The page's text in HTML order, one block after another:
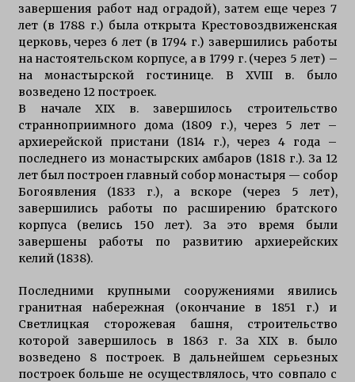
завершения работ над оградой), затем еще через 7
лет (в 1788 г.) была открыта Крестовоздвиженская
церковь, через 6 лет (в 1794 г.) завершились работы
на настоятельском корпусе, а в 1799 г. (через 5 лет) –
на монастырской гостинице. В XVIII в. было
возведено 12 построек.
В начале XIX в. завершилось строительство
странноприимного дома (1809 г.), через 5 лет –
архиерейской пристани (1814 г.), через 4 года –
последнего из монастырских амбаров (1818 г.). За 12
лет был построен главный собор монастыря — собор
Богоявления (1833 г.), а вскоре (через 5 лет),
завершились работы по расширению братского
корпуса (велись 150 лет). За это время были
завершены работы по развитию архиерейских
келий (1838).
Последними крупными сооружениями явились
гранитная набережная (окончание в 1851 г.) и
Светлицкая сторожевая башня, строительство
которой завершилось в 1863 г. За XIX в. было
возведено 8 построек. В дальнейшем серьезных
построек больше не осуществлялось, что совпало с